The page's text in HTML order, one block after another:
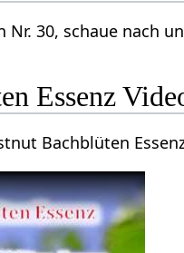
Nr. 30, schaue nach
Essenz
Bachblüten